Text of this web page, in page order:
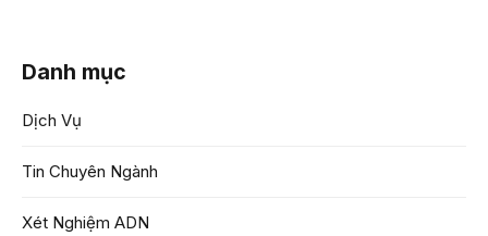
Danh mục
Dịch Vụ
Tin Chuyên Ngành
Xét Nghiệm ADN